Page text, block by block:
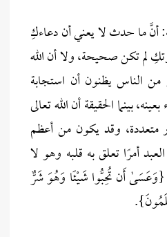
أنَّ ما حدث لا يعني أن دعاءكِ
لم تكن صحيحة، ولا أن الله
من الناس يظنون أن استجابة
بينما الحقيقة أن الله تعالى
وقد يكون من أعظم
أمرًا تعلق به قلبه وهو لا
{وَعَسَىٰ أَن تُحِبُّوا شَيْئًا وَهُوَ شَرٌّ